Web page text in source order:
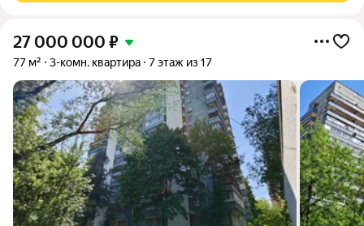
27 000 000 ₽
77 м² 3-комн. квартира 7 этаж из 17